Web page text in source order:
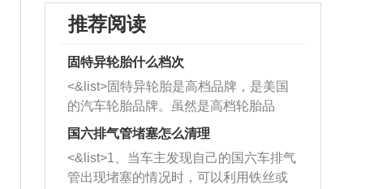
推荐阅读
固特异轮胎什么档次
<&list>固特异轮胎是高档品牌，是美国
的汽车轮胎品牌。虽然是高档轮胎品
牌，但是中高低端的轮胎都有生产，这
也是为了更好的开拓市场。
国六排气管堵塞怎么清理
<&list>1、当车主发现自己的国六车排气
管出现堵塞的情况时，可以利用铁丝或